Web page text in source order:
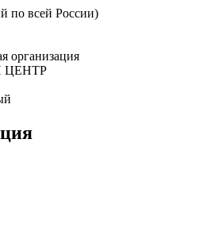
по всей России)
организация
ЦЕНТР